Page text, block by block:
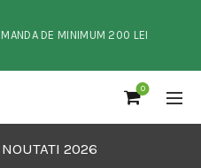
DE MINIMUM 200 LEI
0
NOUTATI 2026